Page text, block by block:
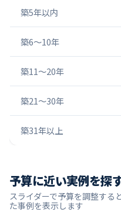
築5年以内
築6〜10年
築11〜20年
築21〜30年
築31年以上
予算に近い実例を探
スライダーで予算を調整す
た事例を表示します